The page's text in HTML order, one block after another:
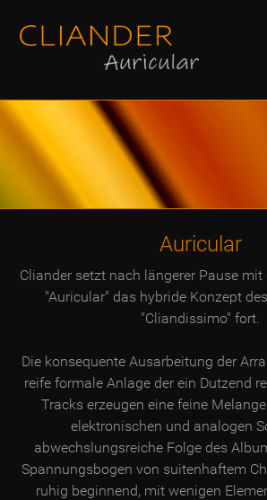
Auricular
Cliander setzt nach längerer Pause
"Auricular" das hybride Konzept
"Cliandissimo" fort.
Die konsequente Ausarbeitung der
reife formale Anlage der ein Dutzend
Tracks erzeugen eine feine
elektronischen und analogen
abwechslungsreiche Folge des
Spannungsbogen von suitenhaftem
ruhig beginnend, mit wenigen